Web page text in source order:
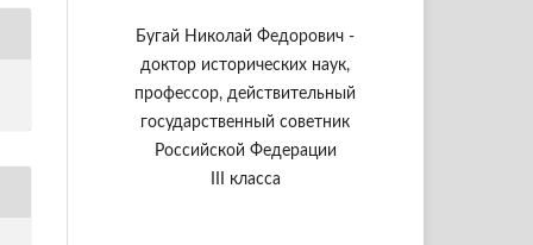
Бугай Николай Федорович -
доктор исторических наук,
профессор, действительный
государственный советник
Российской Федерации
III класса